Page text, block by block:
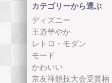
カテゴリーから選ぶ
ディズニー
王道華やか
レトロ・モダン
モード
かわいい
京友禅競技大会受賞柄